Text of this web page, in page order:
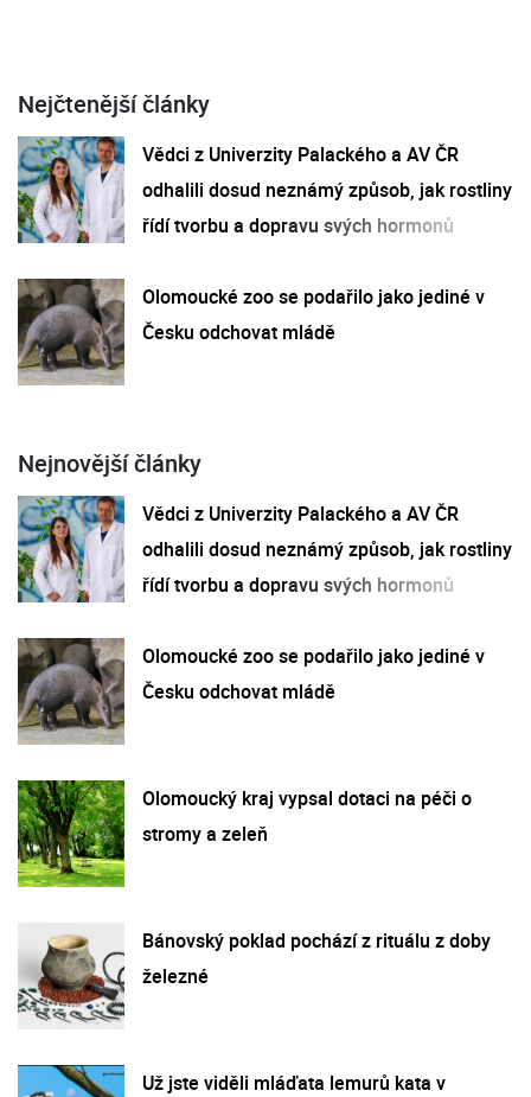
Nejčtenější články
Vědci z Univerzity Palackého a AV ČR
odhalili dosud neznámý způsob, jak rostliny
řídí tvorbu a dopravu svých hormonů
Olomoucké zoo se podařilo jako jediné v
Česku odchovat mládě
Nejnovější články
Vědci z Univerzity Palackého a AV ČR
odhalili dosud neznámý způsob, jak rostliny
řídí tvorbu a dopravu svých hormonů
Olomoucké zoo se podařilo jako jediné v
Česku odchovat mládě
Olomoucký kraj vypsal dotaci na péči o
stromy a zeleň
Bánovský poklad pochází z rituálu z doby
železné
Už jste viděli mláďata lemurů kata v